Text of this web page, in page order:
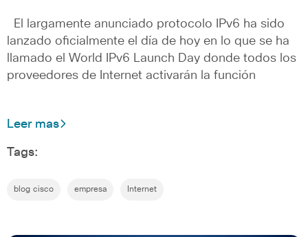
El largamente anunciado protocolo IPv6 ha sido
lanzado oficialmente el día de hoy en lo que se ha
llamado el World IPv6 Launch Day donde todos los
proveedores de Internet activarán la función
Leer mas
Tags:
blog cisco empresa Internet